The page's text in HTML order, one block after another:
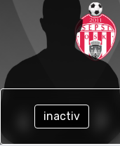
inactiv